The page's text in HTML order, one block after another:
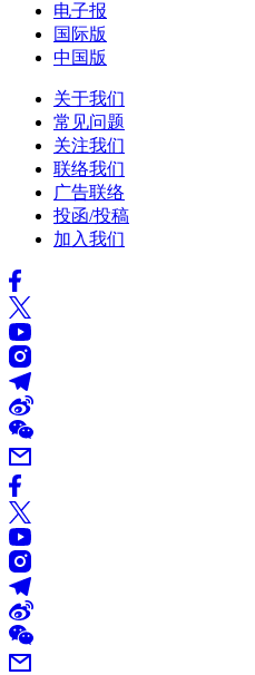
电子报
国际版
中国版
关于我们
常见问题
关注我们
联络我们
广告联络
投函/投稿
加入我们